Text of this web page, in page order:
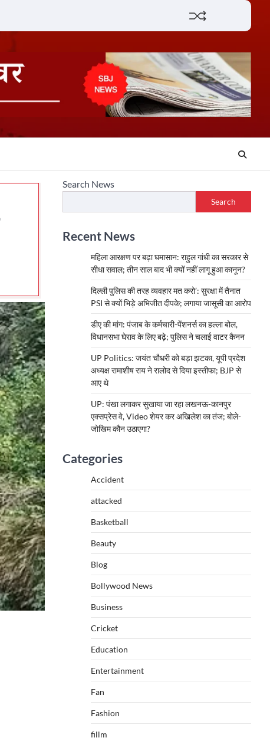
Search News
Search
Recent News
महिला आरक्षण पर बढ़ा घमासान: राहुल गांधी का सरकार से
सीधा सवाल; तीन साल बाद भी क्यों नहीं लागू हुआ कानून?
दिल्ली पुलिस की तरह व्यवहार मत करो’: सुरक्षा में तैनात
PSI से क्यों भिड़े अभिजीत दीपके; लगाया जासूसी का आरोप
डीए की मांग: पंजाब के कर्मचारी-पेंशनर्स का हल्ला बोल,
विधानसभा घेराव के लिए बढ़े; पुलिस ने चलाई वाटर कैनन
UP Politics: जयंत चौधरी को बड़ा झटका, यूपी प्रदेश
अध्यक्ष रामाशीष राय ने रालोद से दिया इस्तीफा; BJP से
आए थे
UP: पंखा लगाकर सुखाया जा रहा लखनऊ-कानपुर
एक्सप्रेस वे, Video शेयर कर अखिलेश का तंज; बोले-
जोखिम कौन उठाएगा?
Categories
Accident
attacked
Basketball
Beauty
Blog
Bollywood News
Business
Cricket
Education
Entertainment
Fan
Fashion
fillm